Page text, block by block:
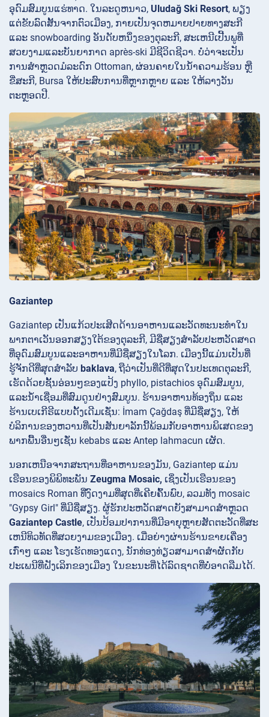
ອຸດົມສົມບູນແຮ່ທາດ. ໃນລະດູຫນາວ, Uludağ Ski Resort, ພຽງ
ແຕ່ຂັບລົດສັ້ນຈາກຕົວເມືອງ, ກາຍເປັນຈຸດຫມາຍປາຍທາງສະກີ
ແລະ snowboarding ອັນດັບຫນຶ່ງຂອງຕຸລະກີ, ສະເຫນີເປີ້ນພູທີ່
ສວຍງາມແລະບັນຍາກາດ après-ski ມີຊີວິດຊີວາ. ບໍ່ວ່າຈະເປັນ
ການສຳຫຼວດມໍລະດົກ Ottoman, ຜ່ອນຄາຍໃນນ້ຳຄວາມຮ້ອນ ຫຼື
ຂີ່ສະກີ, Bursa ໃຫ້ປະສົບການທີ່ຫຼາກຫຼາຍ ແລະ ໃຫ້ລາງວັນ
ຕະຫຼອດປີ.
Gaziantep
Gaziantep ເປັນແກ້ວປະເສີດດ້ານອາຫານແລະວັດທະນະທໍາໃນ
ພາກຕາເວັນອອກສຽງໃຕ້ຂອງຕຸລະກີ, ມີຊື່ສຽງສໍາລັບປະຫວັດສາດ
ທີ່ອຸດົມສົມບູນແລະອາຫານທີ່ມີຊື່ສຽງໃນໂລກ. ເມືອງນີ້ແມ່ນເປັນທີ່
ຮູ້ຈັກດີທີ່ສຸດສໍາລັບ baklava, ຖືວ່າເປັນທີ່ດີທີ່ສຸດໃນປະເທດຕຸລະກີ,
ເຮັດດ້ວຍຊັ້ນອ່ອນໆຂອງແປ້ງ phyllo, pistachios ອຸດົມສົມບູນ,
ແລະນ້ໍາເຊື່ອມທີ່ສົມດູນຢ່າງສົມບູນ. ຮ້ານອາຫານທ້ອງຖິ່ນ ແລະ
ຮ້ານເບເກີຣີແບບດັ້ງເດີມເຊັ່ນ: İmam Çağdaş ທີ່ມີຊື່ສຽງ, ໃຫ້
ບໍລິການຂອງຫວານທີ່ເປັນສັນຍາລັກນີ້ພ້ອມກັບອາຫານພິເສດຂອງ
ພາກພື້ນອື່ນໆເຊັ່ນ kebabs ແລະ Antep lahmacun ເຜັດ.
ນອກເຫນືອຈາກສະຖານທີ່ອາຫານຂອງມັນ, Gaziantep ແມ່ນ
ເຮືອນຂອງພິພິທະພັນ Zeugma Mosaic, ເຊິ່ງເປັນເຮືອນຂອງ
mosaics Roman ທີ່ງົດງາມທີ່ສຸດທີ່ເຄີຍຄົ້ນພົບ, ລວມທັງ mosaic
"Gypsy Girl" ທີ່ມີຊື່ສຽງ. ຜູ້ຮັກປະຫວັດສາດຍັງສາມາດສໍາຫຼວດ
Gaziantep Castle, ເປັນປ້ອມປາການທີ່ມີອາຍຸຫຼາຍສັດຕະວັດທີ່ສະ
ເຫນີທິວທັດທີ່ສວຍງາມຂອງເມືອງ. ເມື່ອຍ່າງຜ່ານຮ້ານຂາຍເຄື່ອງ
ເກົ່າໆ ແລະ ໂຮງເຮັດທອງແດງ, ນັກທ່ອງທ່ຽວສາມາດສຳຜັດກັບ
ປະເພນີທີ່ຝັງເລິກຂອງເມືອງ ໃນຂະນະທີ່ໄດ້ລົດຊາດທີ່ບໍ່ອາດລືມໄດ້.